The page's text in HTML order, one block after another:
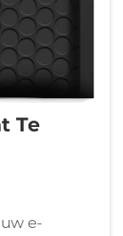
Te
e-